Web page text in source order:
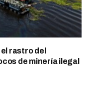
rastro del
de minería ilegal